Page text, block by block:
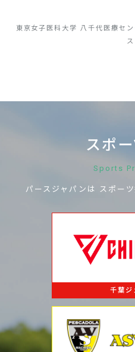
東京女子医科大学 八千代医療セ
スポ
Sports
パースジャパンは スポー
千葉ジ